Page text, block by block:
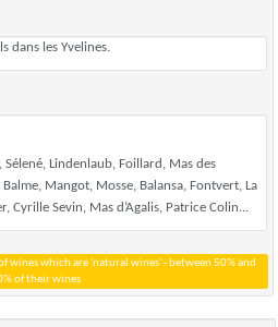
dans les Yvelines.
Lindenlaub, Foillard, Mas des
Mangot, Mosse, Balansa, Fontvert, La
Cyrille Sevin, Mas d’Agalis, Patrice Colin...
of their wines